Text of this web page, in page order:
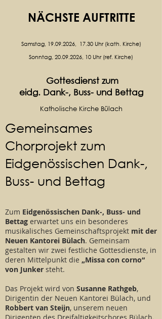
NÄCHSTE AUFTRITTE
Samstag, 19.09.2026, 17.30 Uhr (kath. Kirche)
Sonntag, 20.09.2026, 10 Uhr (ref. Kirche)
Gottesdienst zum
eidg. Dank-, Buss- und Bettag
Katholische Kirche Bülach
Gemeinsames
Chorprojekt zum
Eidgenössischen Dank-,
Buss- und Bettag
Zum Eidgenössischen Dank-, Buss- und
Bettag erwartet uns ein besonderes
musikalisches Gemeinschaftsprojekt mit der
Neuen Kantorei Bülach. Gemeinsam
gestalten wir zwei festliche Gottesdienste, in
deren Mittelpunkt die „Missa con corno“
von Junker steht.
Das Projekt wird von Susanne Rathgeb,
Dirigentin der Neuen Kantorei Bülach, und
Robbert van Steijn, unserem neuen